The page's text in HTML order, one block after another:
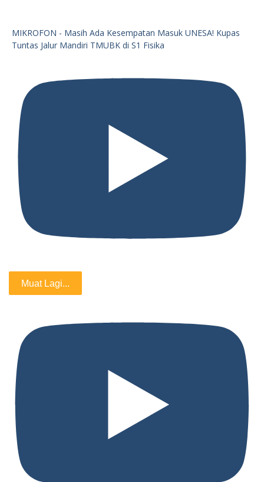
MIKROFON - Masih Ada Kesempatan Masuk UNESA! Kupas
Tuntas Jalur Mandiri TMUBK di S1 Fisika
Muat Lagi...